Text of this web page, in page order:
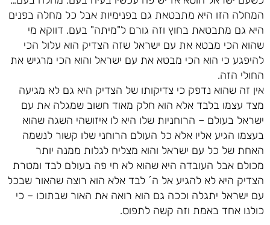
המחלה הזו היא מתבטאת גם בפנימיות אבל כל מחלה בפנים
היא גם מתבטאת בחוץ וזה גורם ל"מיתה" בעם. דווקא מי
שהוא הכי מבטא את עם ישראל שזה הצדיק הוא עלול הכי
להיפגע כי הוא הכי מבטא את עם ישראל והוא הכי מרגיש את
החולי הזה.
אין זה שהוא נדפק כי צדיקותו של הצדיק היא גם לא מגיעה
מצד עצמו בלבד אלא הוא חלק מאוד חשוב שמגלה את עם
ישראל בעולם – הרוחניות שלו היא לו איזושהי השגה שהוא
בעצמו הגיע אליו אלא כל העולם הרוחני שלו קשור לנשמה
האחת של כל עם ישראל והוא מצליח לגלות ממנה יותר
מכולם אבל העובדה היא שהוא לא חי פה בעולם לבד ומטרת
הצדיק היא לא להגיע אל ה´ לבד אלא הוא רוצה שהאור שבכל
עם ישראל יתגלה וככה גם הוא רואה את האור שבתוכו – כי
כולנו אחד באמת וזה קשה לתפוס.